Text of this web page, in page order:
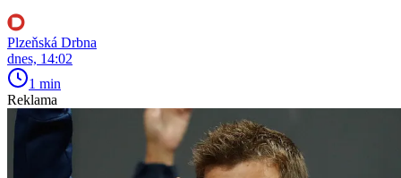
Plzeňská Drbna
dnes, 14:02
1 min
Reklama